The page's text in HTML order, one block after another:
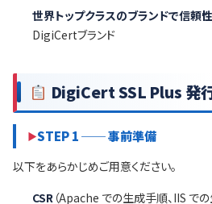
世界トップクラスのブランドで信頼
DigiCertブランド
DigiCert SSL Plus 発
STEP 1 ── 事前準備
以下をあらかじめご用意ください。
CSR （Apache での生成手順、IIS で